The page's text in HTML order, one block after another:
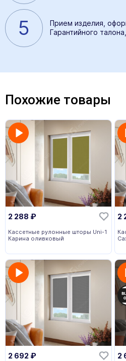
5
Прием изделия,
Гарантийного
Похожие товары
2 288 ₽
Кассетные рулонные шторы Uni-1
Карина оливковый
2
2 692 ₽ 2